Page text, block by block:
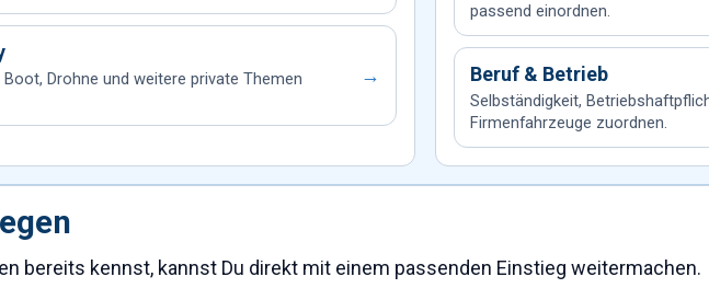
Boot, Drohne und weitere private Themen
→
passend einordnen.
Beruf & Betrieb
Selbständigkeit,
Firmenfahrzeuge zuordnen.
bereits kennst, kannst Du direkt mit einem passenden Einstieg weitermachen.